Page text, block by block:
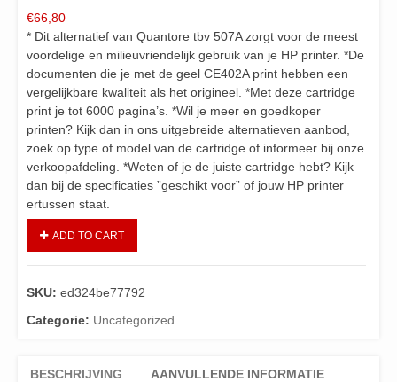
€66,80
* Dit alternatief van Quantore tbv 507A zorgt voor de meest
voordelige en milieuvriendelijk gebruik van je HP printer. *De
documenten die je met de geel CE402A print hebben een
vergelijkbare kwaliteit als het origineel. *Met deze cartridge
print je tot 6000 pagina’s. *Wil je meer en goedkoper
printen? Kijk dan in ons uitgebreide alternatieven aanbod,
zoek op type of model van de cartridge of informeer bij onze
verkoopafdeling. *Weten of je de juiste cartridge hebt? Kijk
dan bij de specificaties ”geschikt voor” of jouw HP printer
ertussen staat.
ADD TO CART
SKU: ed324be77792
Categorie: Uncategorized
BESCHRIJVING AANVULLENDE INFORMATIE